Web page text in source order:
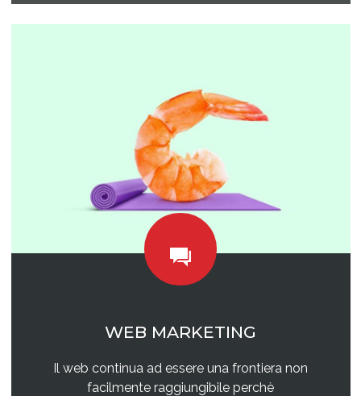
WEB MARKETING
Il web continua ad essere una frontiera non
facilmente raggiungibile perchè